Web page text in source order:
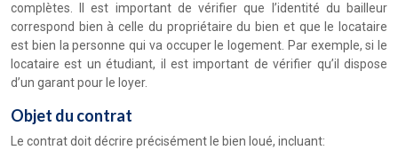
complètes. Il est important de vérifier que l’identité du bailleur
correspond bien à celle du propriétaire du bien et que le locataire
est bien la personne qui va occuper le logement. Par exemple, si le
locataire est un étudiant, il est important de vérifier qu’il dispose
d’un garant pour le loyer.
Objet du contrat
Le contrat doit décrire précisément le bien loué, incluant: